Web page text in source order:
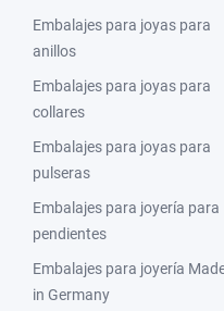
Embalajes para joyas para
anillos
Embalajes para joyas para
collares
Embalajes para joyas para
pulseras
Embalajes para joyería para
pendientes
Embalajes para joyería
in Germany